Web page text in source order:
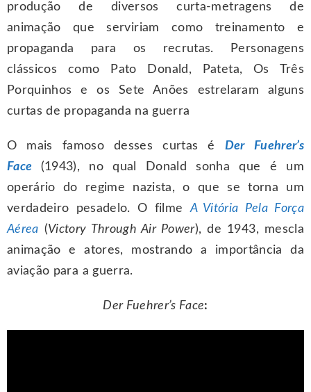
produção de diversos curta-metragens de
animação que serviriam como treinamento e
propaganda para os recrutas. Personagens
clássicos como Pato Donald, Pateta, Os Três
Porquinhos e os Sete Anões estrelaram alguns
curtas de propaganda na guerra
O mais famoso desses curtas é Der Fuehrer’s
Face
(1943), no qual Donald sonha que é um
operário do regime nazista, o que se torna um
verdadeiro pesadelo. O filmeA Vitória Pela Força
Aérea (Victory Through Air Power), de 1943, mescla
animação e atores, mostrando a importância da
aviação para a guerra.
Der Fuehrer’s Face: